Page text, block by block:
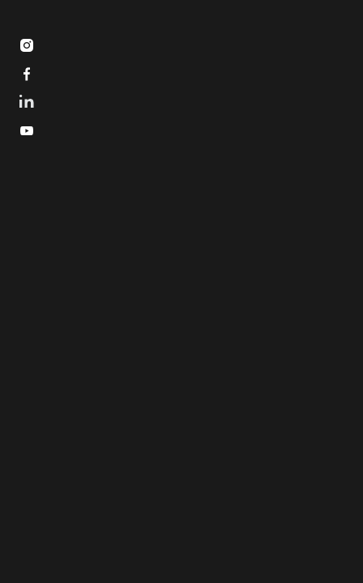


